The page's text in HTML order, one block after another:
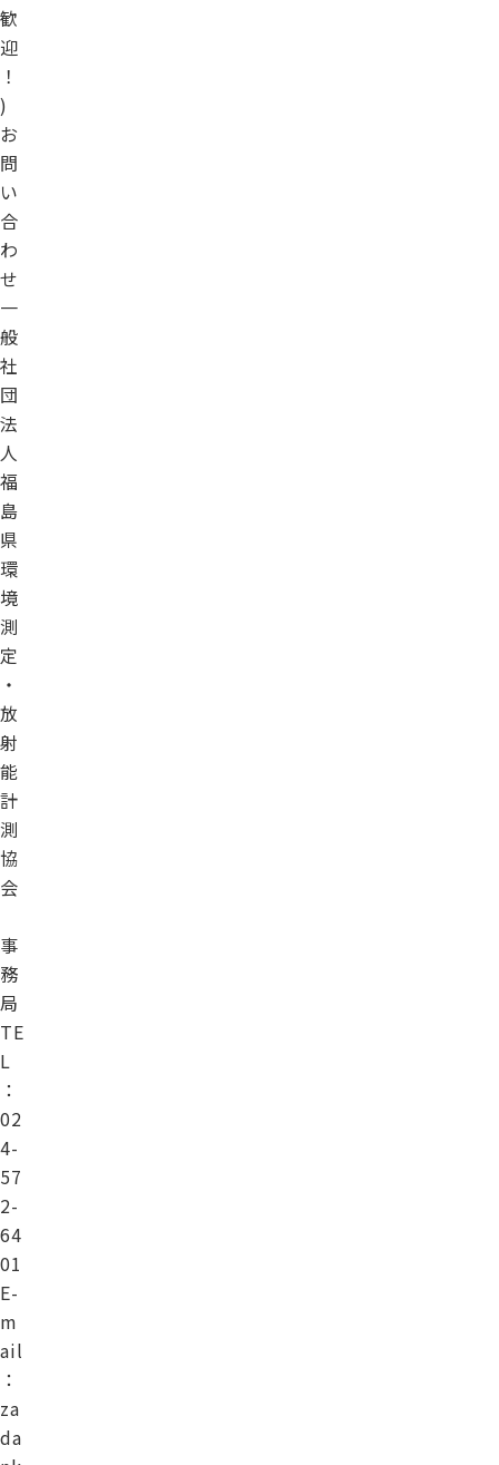
歓
迎
！
)
お
問
い
合
わ
せ
一
般
社
団
法
人
福
島
県
環
境
測
定
・
放
射
能
計
測
協
会
事
務
局
TE
L
：
02
4-
57
2-
64
01
E-
m
ail
：
za
da